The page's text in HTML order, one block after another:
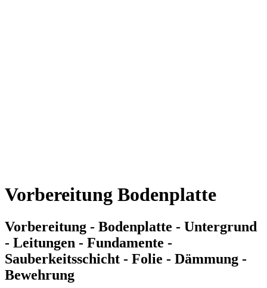
Vorbereitung Bodenplatte
Vorbereitung - Bodenplatte - Untergrund
- Leitungen - Fundamente -
Sauberkeitsschicht - Folie - Dämmung -
Bewehrung